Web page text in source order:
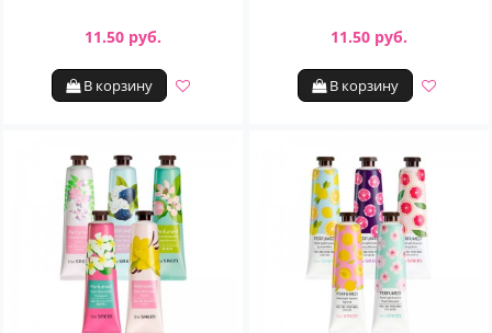
11.50 руб.
В корзину
11.50 руб.
В корзину